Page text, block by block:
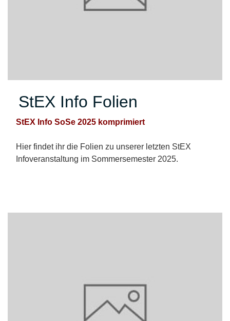
StEX Info Folien
StEX Info SoSe 2025 komprimiert
Hier findet ihr die Folien zu unserer letzten StEX
Infoveranstaltung im Sommersemester 2025.